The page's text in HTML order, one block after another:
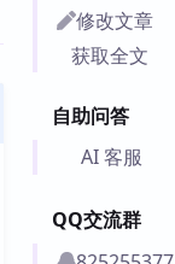
践示例
修改文章
获取全文
自助问答
AI 客服
QQ交流群